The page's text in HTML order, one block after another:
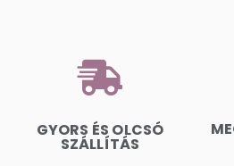
GYORS ÉS OLCSÓ
SZÁLLÍTÁS